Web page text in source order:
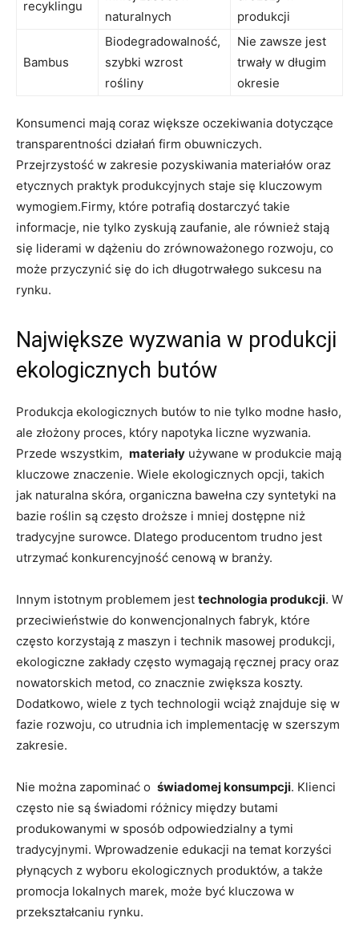
‍recyklingu
naturalnych
produkcji
Bambus
Biodegradowalność,
szybki ⁢wzrost⁢
rośliny
Nie⁢ zawsze jest
trwały w długim
okresie
Konsumenci mają coraz większe oczekiwania dotyczące
‍transparentności działań firm obuwniczych.
Przejrzystość w zakresie pozyskiwania materiałów ⁢oraz
etycznych ‍praktyk produkcyjnych staje się kluczowym
wymogiem.Firmy, które potrafią‌ dostarczyć takie
informacje,‍ nie tylko‌ zyskują​ zaufanie, ale również stają
się liderami w dążeniu do‍ zrównoważonego rozwoju, ​co
może przyczynić się do ich ‌długotrwałego sukcesu na
‍rynku.
Największe wyzwania w produkcji
ekologicznych butów
Produkcja ekologicznych butów to ‍nie tylko modne hasło,
‍ale ‌złożony⁣ proces, ⁤który napotyka‌ liczne wyzwania.
‍Przede wszystkim, ⁤ materiały używane‍ w ⁣produkcie mają
kluczowe znaczenie. Wiele⁣ ekologicznych⁤ opcji, takich
jak naturalna skóra, organiczna bawełna​ czy ‌syntetyki na
bazie roślin⁤ są często droższe i ⁤mniej dostępne niż
tradycyjne surowce.⁣ Dlatego producentom trudno jest
utrzymać konkurencyjność cenową w branży.
Innym⁣ istotnym ⁤problemem jest technologia ‌produkcji. W
przeciwieństwie do ⁢konwencjonalnych fabryk,‌ które‌
często korzystają z maszyn i technik masowej​ produkcji,
ekologiczne ​zakłady często wymagają ręcznej pracy oraz
nowatorskich metod, co znacznie zwiększa koszty.
Dodatkowo, wiele ‌z tych‍ technologii wciąż​ znajduje ⁣się w
fazie rozwoju, co ​utrudnia ich implementację w szerszym
zakresie.
Nie można zapominać o ⁢ świadomej konsumpcji. Klienci
⁤często ​nie ‍są świadomi różnicy ⁤między ⁤butami
produkowanymi w⁤ sposób odpowiedzialny a‍ tymi
‌tradycyjnymi. Wprowadzenie edukacji na temat korzyści
płynących z wyboru ​ekologicznych produktów, a także​
promocja lokalnych marek, może być⁣ kluczowa w
przekształcaniu ⁣rynku.